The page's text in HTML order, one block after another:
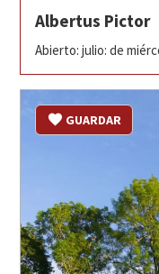
Albertus Pictor
Abierto: julio: de
GUARDAR